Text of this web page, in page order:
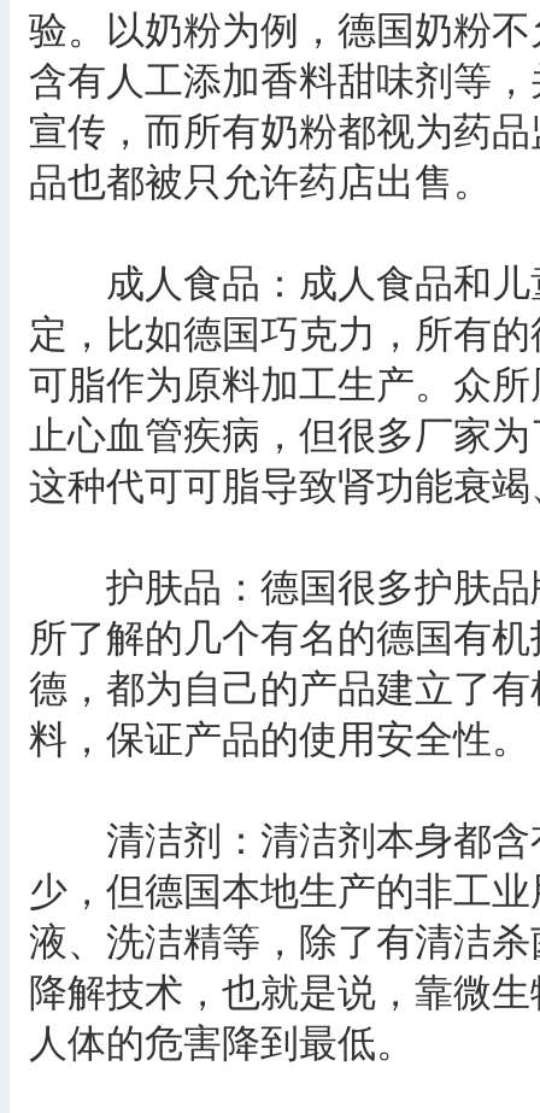
验。以奶粉为例，德国奶粉
含有人工添加香料甜味剂等
宣传，而所有奶粉都视为药
品也都被只允许药店出售。
成人食品：成人食品和儿
定，比如德国巧克力，所有
可脂作为原料加工生产。众
止心血管疾病，但很多厂家
这种代可可脂导致肾功能衰
护肤品：德国很多护肤品
所了解的几个有名的德国有
德，都为自己的产品建立了
料，保证产品的使用安全性。
清洁剂：清洁剂本身都含
少，但德国本地生产的非工
液、洗洁精等，除了有清洁
降解技术，也就是说，靠微
人体的危害降到最低。